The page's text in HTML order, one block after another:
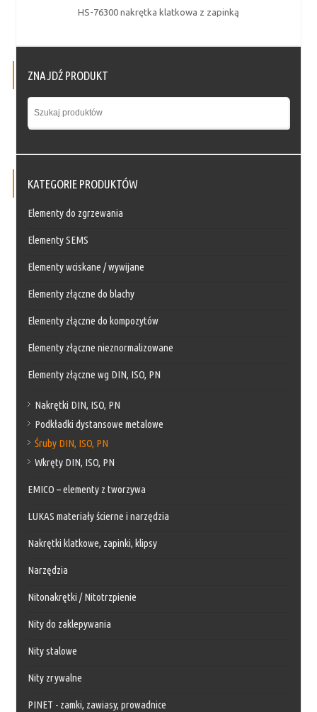
HS-76300 nakrętka klatkowa z zapinką
ZNAJDŹ PRODUKT
KATEGORIE PRODUKTÓW
Elementy do zgrzewania
Elementy SEMS
Elementy wciskane / wywijane
Elementy złączne do blachy
Elementy złączne do kompozytów
Elementy złączne nieznormalizowane
Elementy złączne wg DIN, ISO, PN
Nakrętki DIN, ISO, PN
Podkładki dystansowe metalowe
Śruby DIN, ISO, PN
Wkręty DIN, ISO, PN
EMICO – elementy z tworzywa
LUKAS materiały ścierne i narzędzia
Nakrętki klatkowe, zapinki, klipsy
Narzędzia
Nitonakrętki / Nitotrzpienie
Nity do zaklepywania
Nity stalowe
Nity zrywalne
PINET - zamki, zawiasy, prowadnice